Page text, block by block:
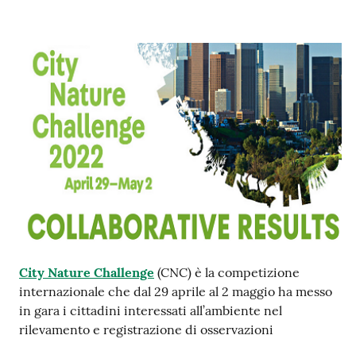
Eventi
notizie
Progetto
DigitAP
SNB2030
City Nature Challenge (CNC) è la competizione
internazionale che dal 29 aprile al 2 maggio ha messo
in gara i cittadini interessati all’ambiente nel
rilevamento e registrazione di osservazioni